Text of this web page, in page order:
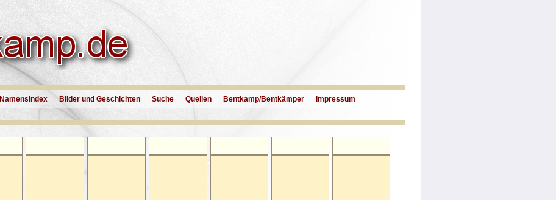
Namensindex Bilder und Geschichten Suche Quellen Bentkamp/Bentkämper Impressum